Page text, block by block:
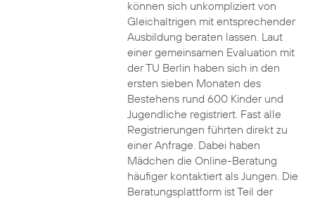
können sich unkompliziert von
Gleichaltrigen mit entsprechender
Ausbildung beraten lassen. Laut
einer gemeinsamen Evaluation mit
der TU Berlin haben sich in den
ersten sieben Monaten des
Bestehens rund 600 Kinder und
Jugendliche registriert. Fast alle
Registrierungen führten direkt zu
einer Anfrage. Dabei haben
Mädchen die Online-Beratung
häufiger kontaktiert als Jungen. Die
Beratungsplattform ist Teil der